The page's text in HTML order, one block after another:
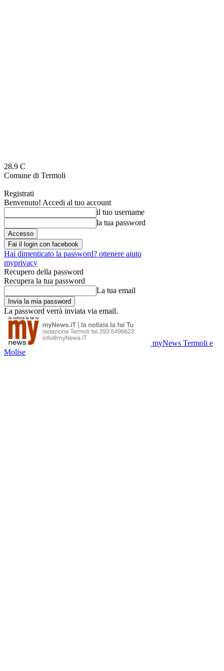
28.9 C
Comune di Termoli
Registrati
Benvenuto! Accedi al tuo account
il tuo username
la tua password
Fai il login con facebook
Hai dimenticato la password? ottenere aiuto
myprivacy
Recupero della password
Recupera la tua password
La tua email
La password verrà inviata via email.
myNews Termoli e
Molise